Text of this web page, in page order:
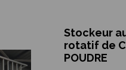
Stockeur
rotatif de
POUDRE